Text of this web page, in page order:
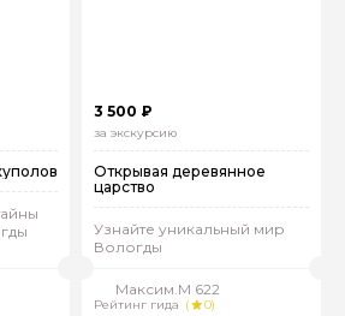
3 500 ₽
за экскурсию
Открывая деревянное
царство
Узнайте уникальный мир
Вологды
Максим.М 622
Рейтинг гида (
0)